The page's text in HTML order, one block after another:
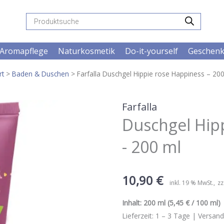
Products
search
Aromapflege Naturkosmetik Do-it-yourself
> Baden & Duschen > Farfalla Duschgel Hippie rose Happiness –
Farfalla
Duschgel
- 200 ml
10,90 € inkl. 19 % MwSt.
Inhalt: 200 ml (5,45 € / 100
Lieferzeit: 1 – 3 Tage |